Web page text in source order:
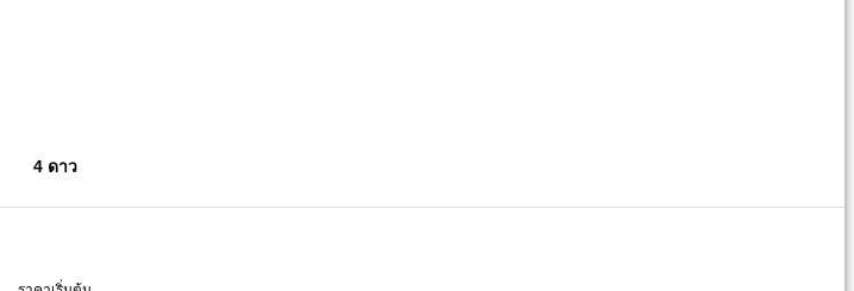
4 ดาว